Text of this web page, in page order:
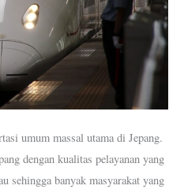
umum massal utama di Jepang.
dengan kualitas pelayanan yang
sehingga banyak masyarakat yang